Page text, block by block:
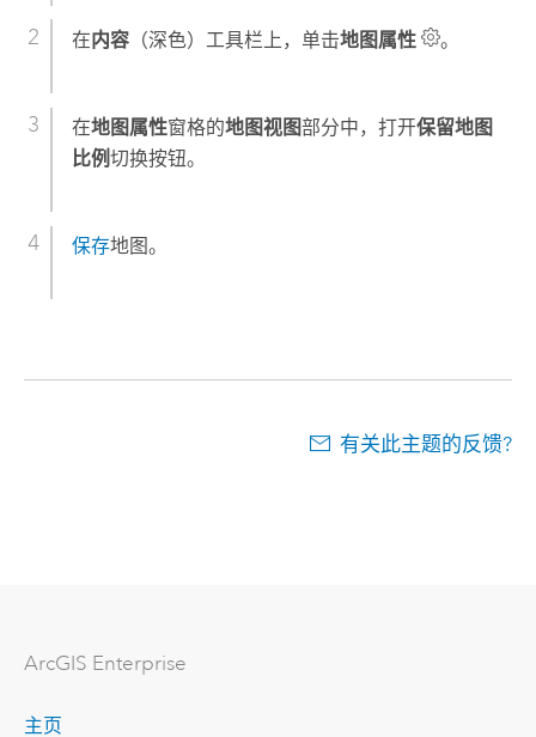
在内容（深色）工具栏上，单击地图属性 。
在地图属性窗格的地图视图部分中，打开保留地图
比例切换按钮。
保存地图。
有关此主题的反馈?
ArcGIS Enterprise
主页